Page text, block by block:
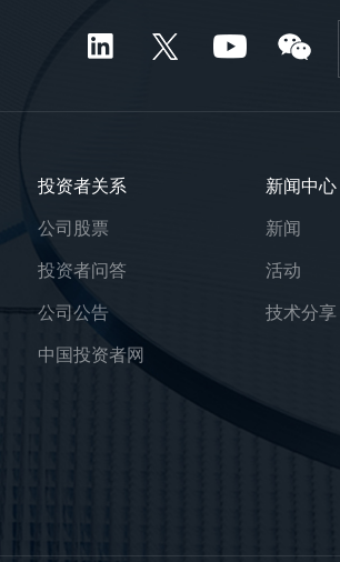
投资者关系
公司股票
投资者问答
公司公告
中国投资者网
新闻中心
新闻
活动
技术分享